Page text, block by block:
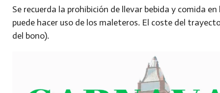
Se recuerda la prohibición de llevar bebida y comida
puede hacer uso de los maleteros. El coste del
del bono).